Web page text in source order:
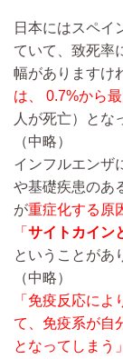
日本にはスペイ
ていて、致死率
幅がありますけ
は、 0.7%から
人が死亡）とな
（中略）
インフルエンザ
や基礎疾患のあ
が重症化する原
「 サイトカイン
ということがあ
（中略）
「免疫反応に
て、免疫系が自
となってしまう」